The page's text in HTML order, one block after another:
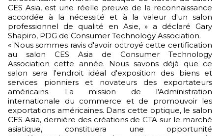
CES Asia, est une réelle preuve de la reconnaissance
accordée à la nécessité et à la valeur d'un salon
professionnel de qualité en Asie, » a déclaré Gary
Shapiro, PDG de Consumer Technology Association.
« Nous sommes ravis d'avoir octroyé cette certification
au salon CES Asia de Consumer Technology
Association cette année. Nous savons déjà que ce
salon sera l'endroit idéal d'exposition des biens et
services pionniers et novateurs des exportateurs
américains. La mission de l'Administration
internationale du commerce et de promouvoir les
exportations américaines. Dans cette optique, le salon
CES Asia, dernière des créations de CTA sur le marché
asiatique, constituera une opportunité